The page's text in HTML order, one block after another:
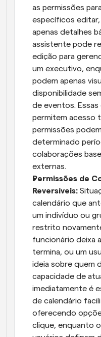
as permissões
específicos
apenas detalhes
assistente pode
edição para
um executivo,
podem apenas
disponibilidade
de eventos.
permitem acesso
permissões
determinado
colaborações
externas.
Permissões de
Reversíveis:
calendário que
um indivíduo ou
restrito
funcionário deixa
termina, ou um
ideia sobre quem
capacidade de
imediatamente é
de calendário
oferecendo
clique, enquanto